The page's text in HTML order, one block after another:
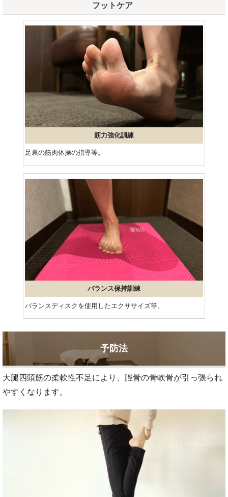
フットケア
筋力強化訓練
足裏の筋肉体操の指導等。
バランス保持訓練
バランスディスクを使用したエクササイズ等。
予防法
大腿四頭筋の柔軟性不足により、脛骨の骨軟骨が引っ張られ
やすくなります。